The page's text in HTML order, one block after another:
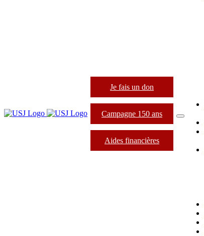
Je fais un don
Campagne 150 ans
Aides financières